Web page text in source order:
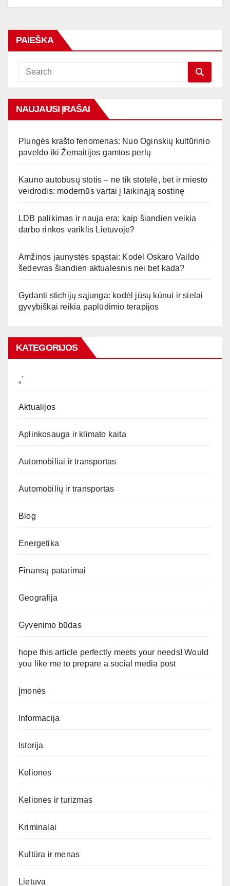
PAIEŠKA
NAUJAUSI ĮRAŠAI
Plungės krašto fenomenas: Nuo Oginskių kultūrinio
paveldo iki Žemaitijos gamtos perlų
Kauno autobusų stotis – ne tik stotelė, bet ir miesto
veidrodis: modernūs vartai į laikinąją sostinę
LDB palikimas ir nauja era: kaip šiandien veikia
darbo rinkos variklis Lietuvoje?
Amžinos jaunystės spąstai: Kodėl Oskaro Vaildo
šedevras šiandien aktualesnis nei bet kada?
Gydanti stichijų sąjunga: kodėl jūsų kūnui ir sielai
gyvybiškai reikia paplūdimio terapijos
KATEGORIJOS
„`
Aktualijos
Aplinkosauga ir klimato kaita
Automobiliai ir transportas
Automobilių ir transportas
Blog
Energetika
Finansų patarimai
Geografija
Gyvenimo būdas
hope this article perfectly meets your needs! Would
you like me to prepare a social media post
Įmonės
Informacija
Istorija
Kelionės
Kelionės ir turizmas
Kriminalai
Kultūra ir menas
Lietuva